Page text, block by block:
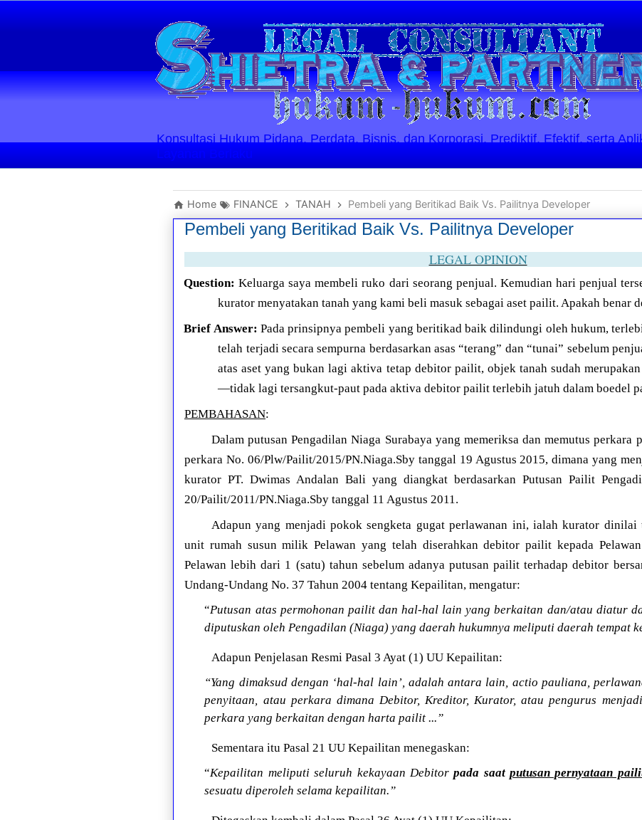
Konsultasi Hukum Pidana, Perdata, Bisnis, dan Korporasi. Prediktif, Efektif, serta
Layanan Berlaku
Home FINANCE TANAH Pembeli yang Beritikad Baik Vs. Pailitnya Developer
Pembeli yang Beritikad Baik Vs. Pailitnya Developer
LEGAL OPINION
Question: Keluarga saya membeli ruko dari seorang penjual. Kemudian hari penjual
kurator menyatakan tanah yang kami beli masuk sebagai aset pailit. Apakah benar
Brief Answer: Pada prinsipnya pembeli yang beritikad baik dilindungi oleh hukum,
telah terjadi secara sempurna berdasarkan asas “terang” dan “tunai” sebelum
atas aset yang bukan lagi aktiva tetap debitor pailit, objek tanah sudah
—tidak lagi tersangkut-paut pada aktiva debitor pailit terlebih jatuh dalam boedel
PEMBAHASAN:
Dalam putusan Pengadilan Niaga Surabaya yang memeriksa dan memutus perkara
perkara No. 06/Plw/Pailit/2015/PN.Niaga.Sby tanggal 19 Agustus 2015, dimana yang
kurator PT. Dwimas Andalan Bali yang diangkat berdasarkan Putusan Pailit
20/Pailit/2011/PN.Niaga.Sby tanggal 11 Agustus 2011.
Adapun yang menjadi pokok sengketa gugat perlawanan ini, ialah kurator dinilai
unit rumah susun milik Pelawan yang telah diserahkan debitor pailit kepada
Pelawan lebih dari 1 (satu) tahun sebelum adanya putusan pailit terhadap debitor
Undang-Undang No. 37 Tahun 2004 tentang Kepailitan, mengatur:
“Putusan atas permohonan pailit dan hal-hal lain yang berkaitan dan/atau diatur
diputuskan oleh Pengadilan (Niaga) yang daerah hukumnya meliputi daerah tempat
Adapun Penjelasan Resmi Pasal 3 Ayat (1) UU Kepailitan:
“Yang dimaksud dengan ‘hal-hal lain’, adalah antara lain, actio pauliana,
penyitaan, atau perkara dimana Debitor, Kreditor, Kurator, atau pengurus
perkara yang berkaitan dengan harta pailit ...”
Sementara itu Pasal 21 UU Kepailitan menegaskan:
“Kepailitan meliputi seluruh kekayaan Debitorpada saatputusan pernyataan
sesuatu diperoleh selama kepailitan.”